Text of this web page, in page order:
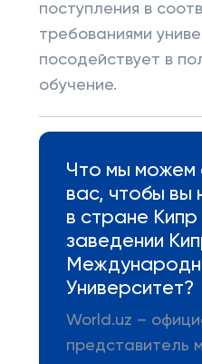
поступления в
требованиями
посодействует в
обучение.
Что мы можем
вас, чтобы вы
в стране Кипр
заведении
Университет?
World.uz –
представитель